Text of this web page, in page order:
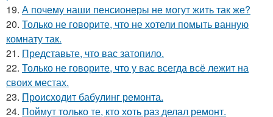
19. А почему наши пенсионеры не могут жить так же?
20. Только не говорите, что не хотели помыть ванную
комнату так.
21. Представьте, что вас затопило.
22. Только не говорите, что у вас всегда всё лежит на
своих местах.
23. Происходит бабулинг ремонта.
24. Поймут только те, кто хоть раз делал ремонт.